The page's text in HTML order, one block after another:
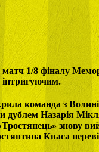
матч 1/8 фіналу
команда з
дублем Назарія
знову
Кваса